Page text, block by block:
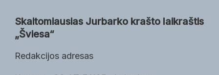
Skaitomiausias Jurbarko krašto laikraštis
„Šviesa“
Redakcijos adresas